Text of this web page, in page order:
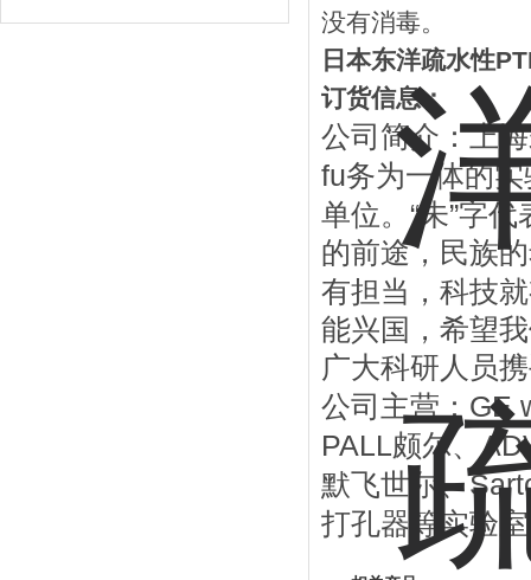
设备
没有消毒。
日本东洋疏水性
订货信息：
公司简介：上
fu务为一体的
单位。 “未”字代
的前途，民族
有担当，科技
能兴国，希望
广大科研人员
公司主营： GE
PALL颇尔、
默飞世尔、
打孔器等实验